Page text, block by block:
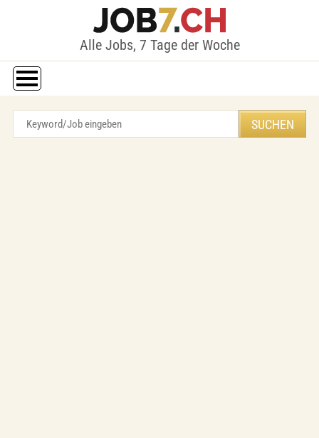
Alle Jobs, 7 Tage der Woche